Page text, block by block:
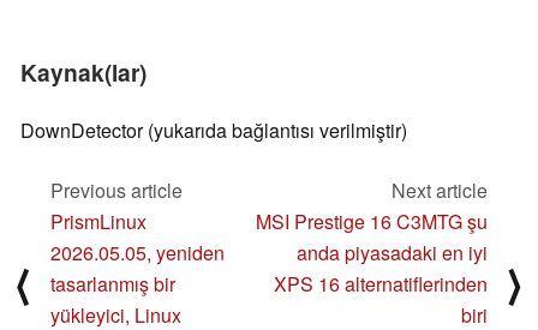
Kaynak(lar)
DownDetector (yukarıda bağlantısı verilmiştir)
⟨
Previous article
PrismLinux
2026.05.05, yeniden
tasarlanmış bir
yükleyici, Linux
Next article
MSI Prestige 16 C3MTG şu
anda piyasadaki en iyi
XPS 16 alternatiflerinden
biri
⟩